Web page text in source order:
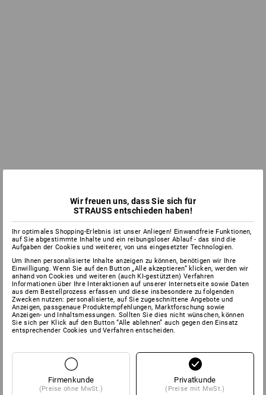
Wir freuen uns, dass Sie sich für
STRAUSS entschieden haben!
Ihr optimales Shopping-Erlebnis ist unser Anliegen! Einwandfreie Funktionen,
auf Sie abgestimmte Inhalte und ein reibungsloser Ablauf - das sind die
Aufgaben der Cookies und weiterer, von uns eingesetzter Technologien.
Um Ihnen personalisierte Inhalte anzeigen zu können, benötigen wir Ihre
Einwilligung. Wenn Sie auf den Button „Alle akzeptieren“ klicken, werden wir
anhand von Cookies und weiteren (auch KI-gestützten) Verfahren
Informationen über Ihre Interaktionen auf unserer Internetseite sowie Daten
aus dem Bestellprozess erfassen und diese insbesondere zu folgenden
Zwecken nutzen: personalisierte, auf Sie zugeschnittene Angebote und
Anzeigen, passgenaue Produktempfehlungen, Marktforschung sowie
Anzeigen- und Inhaltsmessungen. Sollten Sie dies nicht wünschen, können
Sie sich per Klick auf den Button “Alle ablehnen” auch gegen den Einsatz
entsprechender Cookies und Verfahren entscheiden.
Firmenkunde
(Preise ohne MwSt.)
Privatkunde
(Preise mit MwSt.)